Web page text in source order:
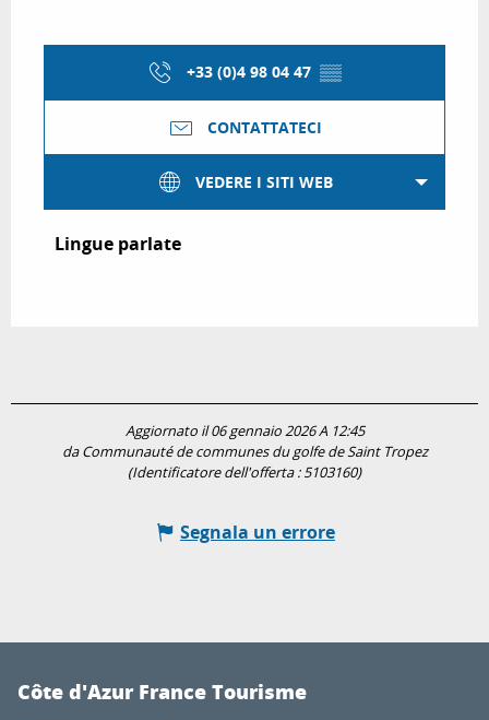
+33 (0)4 98 04 47 ▒▒
CONTATTATECI
VEDERE I SITI WEB
Lingue parlate
Lingue parlate
Aggiornato il 06 gennaio 2026 A 12:45
da Communauté de communes du golfe de Saint Tropez
(Identificatore dell'offerta :5103160)
Segnala un errore
Côte d'Azur France Tourisme